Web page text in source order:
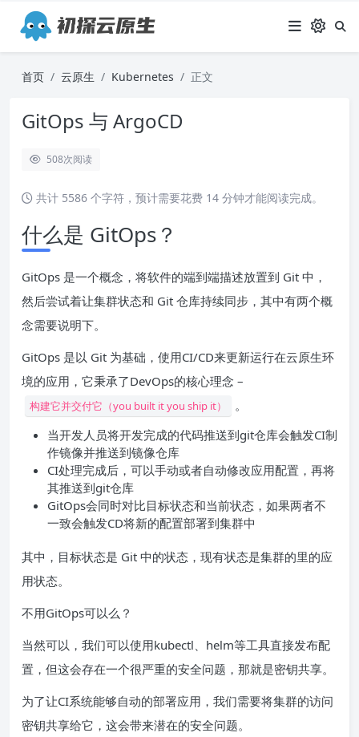
首页 云原生 Kubernetes 正文
GitOps 与 ArgoCD
508次阅读
共计 5586 个字符，预计需要花费 14 分钟才能阅读完成。
什么是 GitOps？
GitOps 是一个概念，将软件的端到端描述放置到 Git 中，
然后尝试着让集群状态和 Git 仓库持续同步，其中有两个概
念需要说明下。
GitOps 是以 Git 为基础，使用CI/CD来更新运行在云原生环
境的应用，它秉承了DevOps的核心理念 –
构建它并交付它（you built it you ship it）
。
当开发人员将开发完成的代码推送到git仓库会触发CI制
作镜像并推送到镜像仓库
CI处理完成后，可以手动或者自动修改应用配置，再将
其推送到git仓库
GitOps会同时对比目标状态和当前状态，如果两者不
一致会触发CD将新的配置部署到集群中
其中，目标状态是 Git 中的状态，现有状态是集群的里的应
用状态。
不用GitOps可以么？
当然可以，我们可以使用kubectl、helm等工具直接发布配
置，但这会存在一个很严重的安全问题，那就是密钥共享。
为了让CI系统能够自动的部署应用，我们需要将集群的访问
密钥共享给它，这会带来潜在的安全问题。